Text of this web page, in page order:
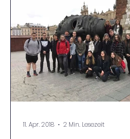
11. Apr. 2018 2 Min. Lesezeit